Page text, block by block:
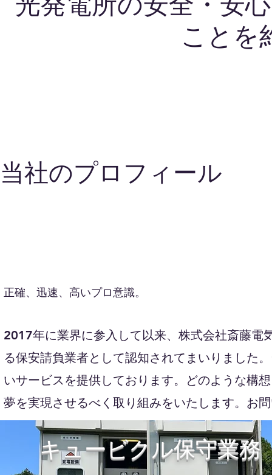
ことを
当社のプロフィール
正確、迅速、高いプロ意識。
2017年に業界に参入して以来、株式会社斎藤電
る保安請負業者として認知されてまいりました
いサービスを提供しております。どのような構
夢を実現させるべく取り組みをいたします。お
キュービクル保守業務